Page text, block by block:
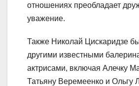
отношениях преобладает
уважение.
Также Николай Цискаридзе
другими известными
актрисами, включая Алечку
Татьяну Веремеенко и Ольгу